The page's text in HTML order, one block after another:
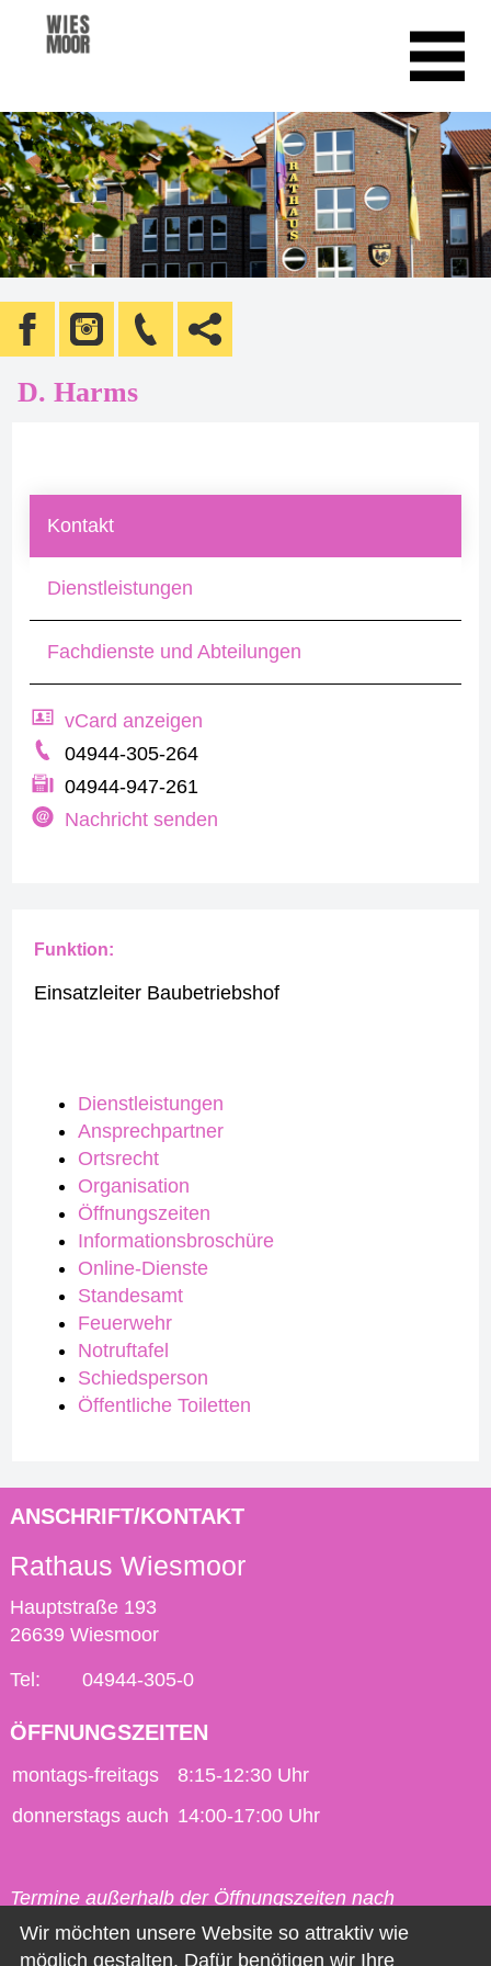
D. Harms
Kontakt
Dienstleistungen
Fachdienste und Abteilungen
vCard anzeigen
04944-305-264
04944-947-261
Nachricht senden
Dienstleistungen
Ansprechpartner
Ortsrecht
Organisation
Öffnungszeiten
Informationsbroschüre
Online-Dienste
Standesamt
Feuerwehr
Notruftafel
Schiedsperson
Öffentliche Toiletten
Funktion:
Einsatzleiter Baubetriebshof
ANSCHRIFT/KONTAKT
Rathaus Wiesmoor
Hauptstraße 193
26639 Wiesmoor
Tel: 04944-305-0
ÖFFNUNGSZEITEN
montags-freitags
8:15-12:30 Uhr
donnerstags auch 14:00-17:00 Uhr
Termine außerhalb der Öffnungszeiten nach
vorheriger Vereinbarung möglich.
Wir möchten unsere Website so attraktiv wie
möglich gestalten. Dafür benötigen wir Ihre